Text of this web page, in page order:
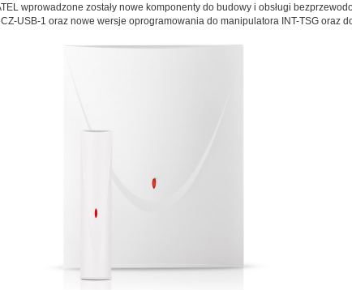
wprowadzone zostały nowe komponenty do budowy i obsługi
USB-1 oraz nowe wersje oprogramowania do manipulatora INT-TSG oraz